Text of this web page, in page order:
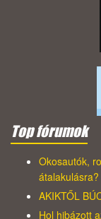
Top fórumok
Okosautók,
AKIKTŐL
Hol hibázott